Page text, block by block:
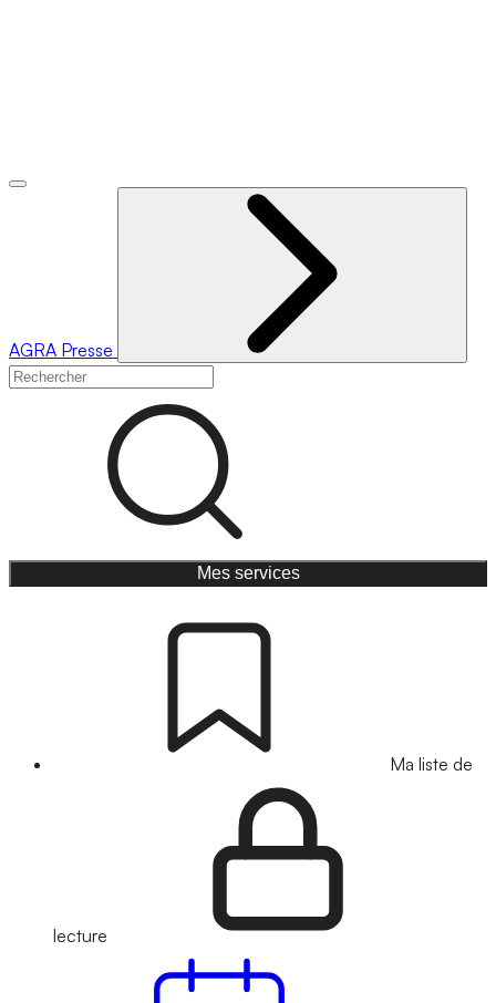
AGRA Presse
Mes services
Ma liste de
lecture